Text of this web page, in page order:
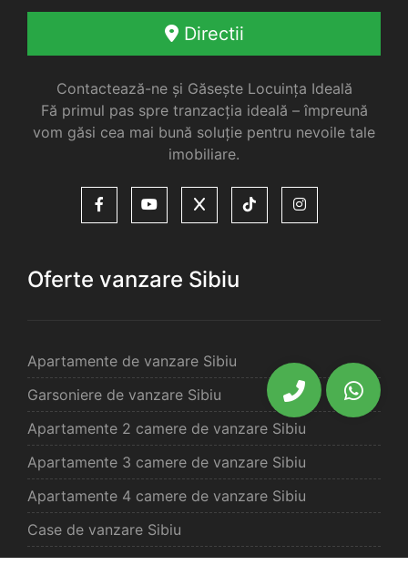
Directii
Contactează-ne și Găsește Locuința Ideală
Fă primul pas spre tranzacția ideală – împreună
vom găsi cea mai bună soluție pentru nevoile tale
imobiliare.
Oferte vanzare Sibiu
Apartamente de vanzare Sibiu
Garsoniere de vanzare Sibiu
Apartamente 2 camere de vanzare Sibiu
Apartamente 3 camere de vanzare Sibiu
Apartamente 4 camere de vanzare Sibiu
Case de vanzare Sibiu
Spatii comercilale de vanzare Sibiu